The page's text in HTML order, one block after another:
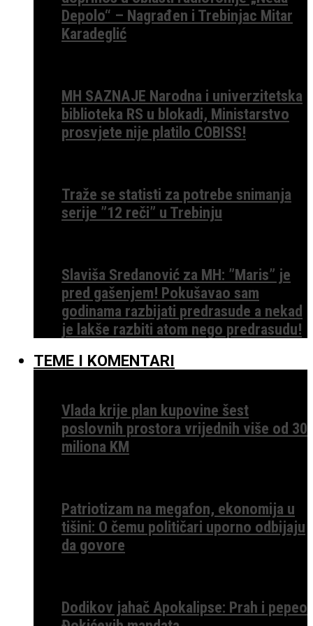
Depolo“ – Nagrađen i Trebinjac Mitar
Karadeglić
MH SAZNAJE Narodna i univerzitetska
biblioteka RS u blokadi, Ministarstvo
prosvjete nije platilo COBISS!
Traže se statisti za potrebe snimanja
serije ”12 reči” u Trebinju
Slaviša Sredanović za MH: ”Maris” je
pred gašenjem! Pokušavao sam
godinama razbijati predrasude a nekad
je lakše razbiti atom nego predrasudu!
TEME I KOMENTARI
Vlada krije plan kupovine šest
poslovnih prostora vrijednih više od 30
miliona KM
Patriotizam na megafon, ekonomija u
tišini: O čemu političari uporno odbijaju
da govore
Dodikov jahač Apokalipse: Prah i pepeo